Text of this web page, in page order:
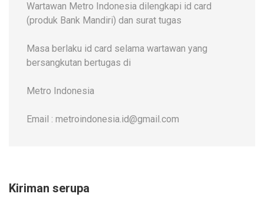
Wartawan Metro Indonesia dilengkapi id card
(produk Bank Mandiri) dan surat tugas
Masa berlaku id card selama wartawan yang
bersangkutan bertugas di
Metro Indonesia
Email : metroindonesia.id@gmail.com
Kiriman serupa